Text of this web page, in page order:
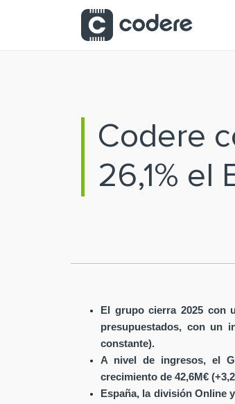
Saltar al contenido principal
Codere
26,1% el
El grupo cierra 2025 con
presupuestados, con un
constante).
A nivel de ingresos, el
crecimiento de 42,6M€
España, la división Online